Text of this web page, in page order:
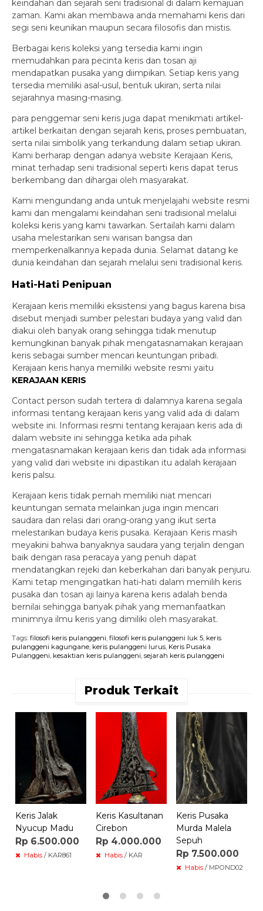
keindahan dan sejarah seni tradisional di dalam kemajuan
zaman. Kami akan membawa anda memahami keris dari
segi seni keunikan maupun secara filosofis dan mistis.
Berbagai keris koleksi yang tersedia kami ingin
memudahkan para pecinta keris dan tosan aji
mendapatkan pusaka yang diimpikan. Setiap keris yang
tersedia memiliki asal-usul, bentuk ukiran, serta nilai
sejarahnya masing-masing.
para penggemar seni keris juga dapat menikmati artikel-
artikel berkaitan dengan sejarah keris, proses pembuatan,
serta nilai simbolik yang terkandung dalam setiap ukiran.
Kami berharap dengan adanya website Kerajaan Keris,
minat terhadap seni tradisional seperti keris dapat terus
berkembang dan dihargai oleh masyarakat.
Kami mengundang anda untuk menjelajahi website resmi
kami dan mengalami keindahan seni tradisional melalui
koleksi keris yang kami tawarkan. Sertailah kami dalam
usaha melestarikan seni warisan bangsa dan
memperkenalkannya kepada dunia. Selamat datang ke
dunia keindahan dan sejarah melalui seni tradisional keris.
Hati-Hati Penipuan
Kerajaan keris memiliki eksistensi yang bagus karena bisa
disebut menjadi sumber pelestari budaya yang valid dan
diakui oleh banyak orang sehingga tidak menutup
kemungkinan banyak pihak mengatasnamakan kerajaan
keris sebagai sumber mencari keuntungan pribadi.
Kerajaan keris hanya memiliki website resmi yaitu
KERAJAAN KERIS
Contact person sudah tertera di dalamnya karena segala
informasi tentang kerajaan keris yang valid ada di dalam
website ini. Informasi resmi tentang kerajaan keris ada di
dalam website ini sehingga ketika ada pihak
mengatasnamakan kerajaan keris dan tidak ada informasi
yang valid dari website ini dipastikan itu adalah kerajaan
keris palsu.
Kerajaan keris tidak pernah memiliki niat mencari
keuntungan semata melainkan juga ingin mencari
saudara dan relasi dari orang-orang yang ikut serta
melestarikan budaya keris pusaka. Kerajaan Keris masih
meyakini bahwa banyaknya saudara yang terjalin dengan
baik dengan rasa peracaya yang penuh dapat
mendatangkan rejeki dan keberkahan dari banyak penjuru.
Kami tetap mengingatkan hati-hati dalam memilih keris
pusaka dan tosan aji lainya karena keris adalah benda
bernilai sehingga banyak pihak yang memanfaatkan
minimnya ilmu keris yang dimiliki oleh masyarakat.
Tags: filosofi keris pulanggeni, filosofi keris pulanggeni luk 5, keris
pulanggeni kagungane, keris pulanggeni lurus, Keris Pusaka
Pulanggeni, kesaktian keris pulanggeni, sejarah keris pulanggeni
Produk Terkait
Keris Jalak
Nyucup Madu
Rp 6.500.000
Habis / KAR861
Keris Kasultanan
Cirebon
Rp 4.000.000
Habis / KAR
Keris Pusaka
Murda Malela
Sepuh
Rp 7.500.000
Habis / MPOND02